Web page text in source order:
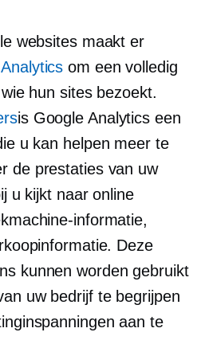
websites maakt er
om een ​​volledig
hun sites bezoekt.
is Google Analytics een
u kan helpen meer te
de prestaties van uw
u kijkt naar online
informatie,
Deze
kunnen worden gebruikt
uw bedrijf te begrijpen
aan te